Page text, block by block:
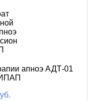
апноэ АДТ-01